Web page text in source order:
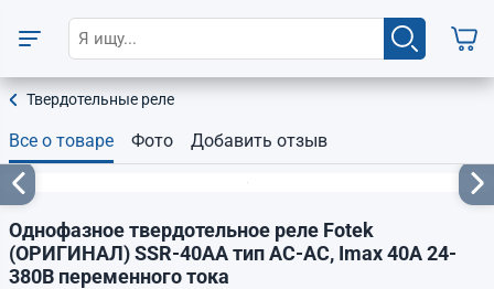
Твердотельные реле
Все о товаре Фото Добавить отзыв
Однофазное твердотельное реле Fotek
(ОРИГИНАЛ) SSR-40AA тип AC-AC, Imax 40А 24-
380В переменного тока